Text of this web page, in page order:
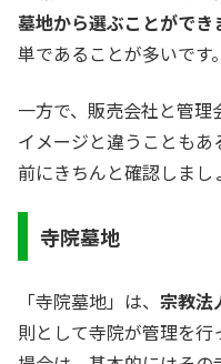
墓地から選ぶことができ
単であることが多いです。
一方で、販売会社と管
イメージと違うことも
前にきちんと確認しまし
寺院墓地
「寺院墓地」は、 宗教法
則として寺院が管理を行